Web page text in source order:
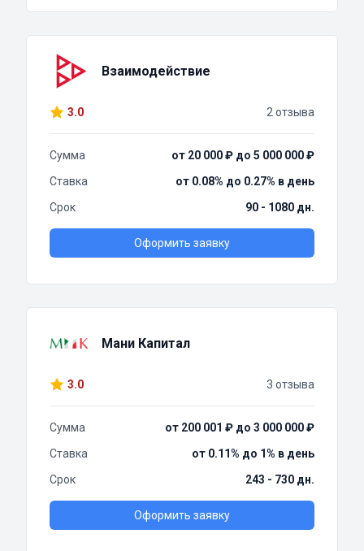
Взаимодействие
3.0 2 отзыва
Сумма
от 20 000 ₽ до 5 000 000 ₽
Ставка
от 0.08% до 0.27% в день
Срок
90 - 1080 дн.
Оформить заявку
Мани Капитал
3.0 3 отзыва
Сумма
от 200 001 ₽ до 3 000 000 ₽
Ставка
от 0.11% до 1% в день
Срок
243 - 730 дн.
Оформить заявку